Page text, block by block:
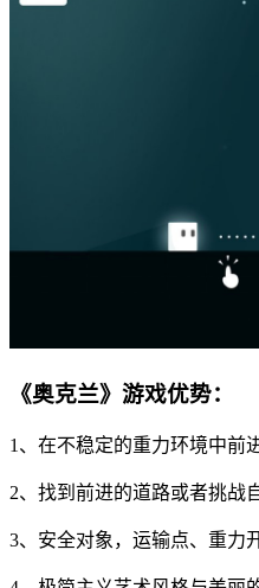
《奥克兰》游戏优势：
1、在不稳定的重力环境中前
2、找到前进的道路或者挑战
3、安全对象，运输点、重力